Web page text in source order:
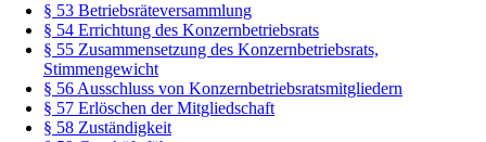
§ 53 Betriebsräteversammlung
§ 54 Errichtung des Konzernbetriebsrats
§ 55 Zusammensetzung des Konzernbetriebsrats,
Stimmengewicht
§ 56 Ausschluss von Konzernbetriebsratsmitgliedern
§ 57 Erlöschen der Mitgliedschaft
§ 58 Zuständigkeit